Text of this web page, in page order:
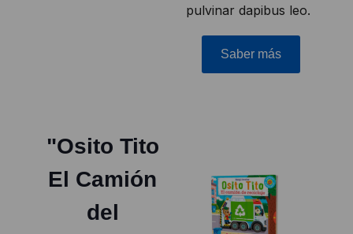
pulvinar dapibus leo.
Saber más
"Osito Tito
El Camión
del